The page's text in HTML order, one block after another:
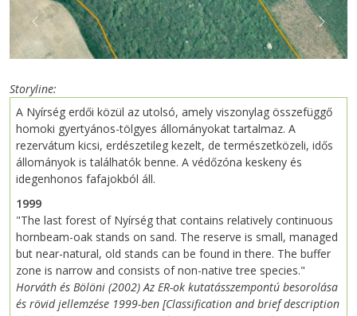
Previous Next
Storyline
A Nyírség erdői közül az utolsó, amely viszonylag összefüggő
homoki gyertyános-tölgyes állományokat tartalmaz. A
rezervátum kicsi, erdészetileg kezelt, de természetközeli, idős
állományok is találhatók benne. A védőzóna keskeny és
idegenhonos fafajokból áll.
1999
"The last forest of Nyírség that contains relatively continuous
hornbeam-oak stands on sand. The reserve is small, managed
but near-natural, old stands can be found in there. The buffer
zone is narrow and consists of non-native tree species."
Horváth és Bölöni (2002) Az ER-ok kutatásszempontú besorolása
és rövid jellemzése 1999-ben [Classification and brief description